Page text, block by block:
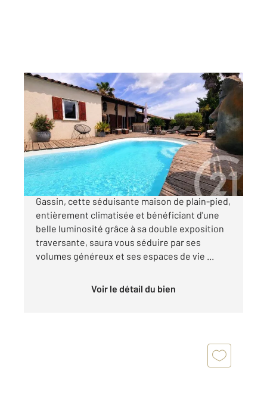
GASSIN 83
90,71 m2, 4 pièces
Ref : 756
Maison à vendre
789 000 €
Située dans un secteur paisible et agréable de
Gassin, cette séduisante maison de plain-pied,
entièrement climatisée et bénéficiant d'une
belle luminosité grâce à sa double exposition
traversante, saura vous séduire par ses
volumes généreux et ses espaces de vie ...
Voir le détail du bien